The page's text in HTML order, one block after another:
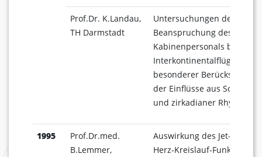
Prof.Dr. K.Landau,
TH Darmstadt
Untersuchungen der
Beanspruchung des
Kabinenpersonals bei
Interkontinentalflügen-
besonderer
der Einflüsse aus
und zirkadianer Rhythmik
1995
Prof.Dr.med.
B.Lemmer,
Auswirkung des Jet-Lag auf
Herz-Kreislauf-Funktionen